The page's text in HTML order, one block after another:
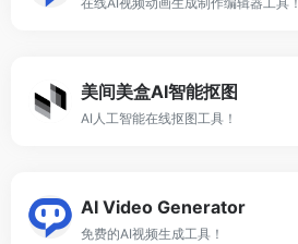
美间美盒AI智能抠图
AI人工智能在线抠图工具！
AI Video Generator
免费的AI视频生成工具！